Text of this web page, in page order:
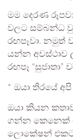
මම දෙරණ
වලට සම්බන්ධ
රඟපෑවා. නමුත්
යන්න අවස්ථාව
රඟපෑ
* ඔයා තිරයේ
ඔයා කියන
ගන්න කෙනෙක්
ලොකේෂන් එකට